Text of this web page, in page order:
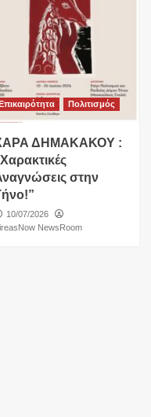
Επικαιρότητα Πολιτισμός
ΔΗΜΑΚΑΚΟΥ :
στην
10/07/2026
NewsRoom